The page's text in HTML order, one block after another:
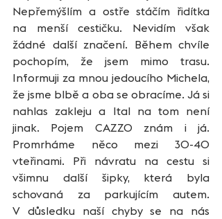
Nepřemýšlím a ostře stáčím řidítka
na menší cestičku. Nevidím však
žádné další značení. Během chvíle
pochopím, že jsem mimo trasu.
Informuji za mnou jedoucího Michela,
že jsme blbě a oba se obracíme. Já si
nahlas zakleju a Ital na tom není
jinak. Pojem CAZZO znám i já.
Promrháme něco mezi 30-40
vteřinami. Při návratu na cestu si
všimnu další šipky, která byla
schovaná za parkujícím autem.
V důsledku naší chyby se na nás